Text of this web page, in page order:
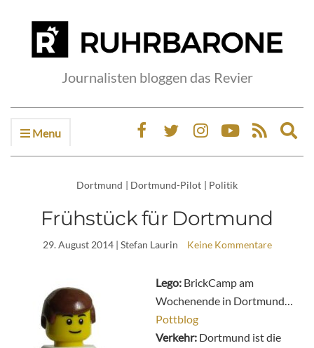
Journalisten bloggen das Revier
Menu
Dortmund | Dortmund-Pilot | Politik
Frühstück für Dortmund
29. August 2014| Stefan Laurin Keine Kommentare
Lego: BrickCamp am
Wochenende in Dortmund…
Pottblog
Verkehr: Dortmund ist die